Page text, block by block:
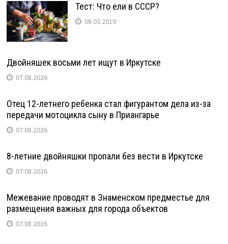
Тест: Что ели в СССР?
08.03.2019
Двойняшек восьми лет ищут в Иркутске
07.08.2026
Отец 12-летнего ребенка стал фигурантом дела из-за
передачи мотоцикла сыну в Приангарье
07.08.2026
8-летние двойняшки пропали без вести в Иркутске
07.08.2026
Межевание проводят в Знаменском предместье для
размещения важных для города объектов
07.08.2026